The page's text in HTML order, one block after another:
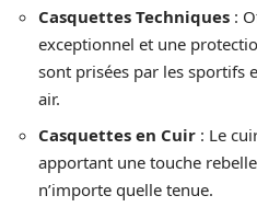
Casquettes Techniques :
exceptionnel et une
sont prisées par les sportifs
air.
Casquettes en Cuir : Le
apportant une touche
n’importe quelle tenue.